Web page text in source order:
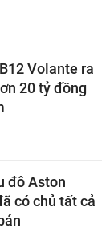
Volante ra
20 tỷ đồng
đô Aston
có chủ tất cả